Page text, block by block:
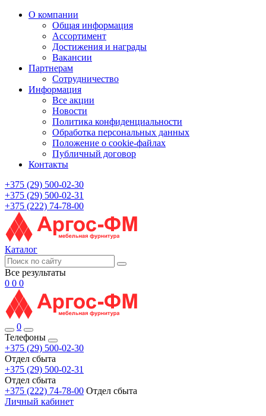
О компании
Общая информация
Ассортимент
Достижения и награды
Вакансии
Партнерам
Сотрудничество
Информация
Все акции
Новости
Политика конфиденциальности
Обработка персональных данных
Положение о cookie-файлах
Публичный договор
Контакты
+375 (29) 500-02-30
+375 (29) 500-02-31
+375 (222) 74-78-00
Каталог
Все результаты
0 0 0
0
Телефоны
+375 (29) 500-02-30
Отдел сбыта
+375 (29) 500-02-31
Отдел сбыта
+375 (222) 74-78-00 Отдел сбыта
Личный кабинет